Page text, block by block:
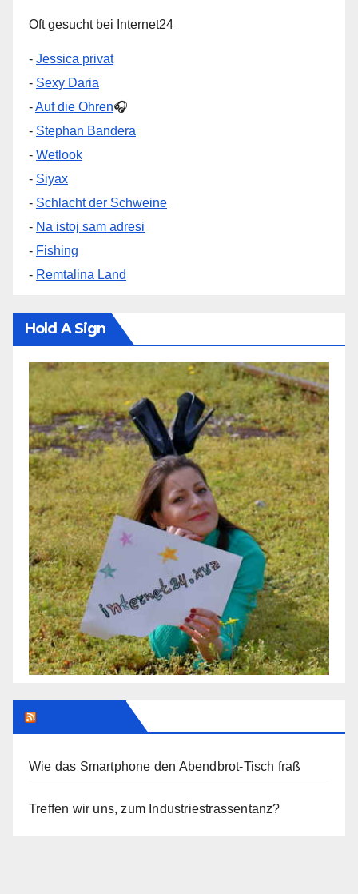
Oft gesucht bei Internet24
- Jessica privat
- Sexy Daria
-Auf die Ohren🎧
- Stephan Bandera
- Wetlook
- Siyax
- Schlacht der Schweine
- Na istoj sam adresi
- Fishing
- Remtalina Land
Hold A Sign
Wie das Smartphone den Abendbrot-Tisch fraß
Treffen wir uns, zum Industriestrassentanz?